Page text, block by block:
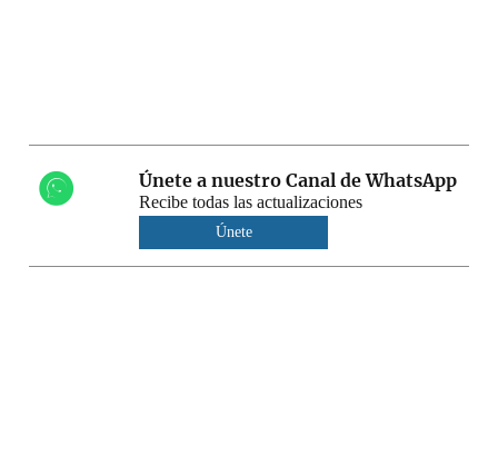
Únete a nuestro Canal de WhatsApp
Recibe todas las actualizaciones
Únete